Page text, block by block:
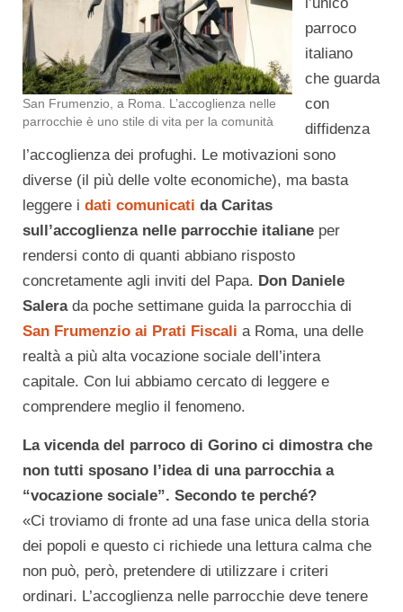
San Frumenzio, a Roma. L’accoglienza nelle
parrocchie è uno stile di vita per la comunità
parroco
italiano
che guarda
con
diffidenza
l’accoglienza dei profughi. Le motivazioni sono
diverse (il più delle volte economiche), ma basta
leggere i dati comunicati da Caritas
sull’accoglienza nelle parrocchie italiane per
rendersi conto di quanti abbiano risposto
concretamente agli inviti del Papa. Don Daniele
Salerada poche settimane guida la parrocchia di
San Frumenzio ai Prati Fiscali a Roma, una delle
realtà a più alta vocazione sociale dell’intera
capitale. Con lui abbiamo cercato di leggere e
comprendere meglio il fenomeno.
La vicenda del parroco di Gorino ci dimostra che
non tutti sposano l’idea di una parrocchia a
“vocazione sociale”. Secondo te perché?
«Ci troviamo di fronte ad una fase unica della storia
dei popoli e questo ci richiede una lettura calma che
non può, però, pretendere di utilizzare i criteri
ordinari. L’accoglienza nelle parrocchie deve tenere